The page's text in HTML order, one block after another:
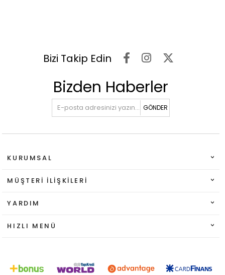
Bizi Takip Edin
Bizden Haberler
GÖNDER
KURUMSAL
MÜŞTERI İLIŞKILERI
YARDIM
HIZLI MENÜ